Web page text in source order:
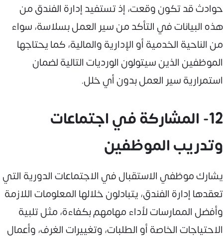
حوادث قد تكون وقعت، إذ تستفيد إدارة الفندق من
هذه البيانات في التأكد من سير العمل بسلاسة، سواء
من الناحية الخدمية أو الإدارية والمالية، كما يحتاجها
الموظفين الذين سيتولون الورديات التالية لضمان
استمرارية سير العمل بدون أي خلل.
12- المشاركة في اجتماعات
وتدريب الموظفين
يشارك موظفي الاستقبال في الاجتماعات الدورية التي
تعقدها إدارة الفندق، يتبادلون خلالها المعلومات اللازمة
وأفضل الممارسات لأداء مهامهم بكفاءة، مثل تلبية
الاحتياجات الخاصة أو الطلبات، وتغييرات الغرف، وأعمال